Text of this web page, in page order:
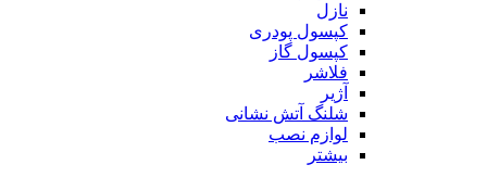
نازل
کپسول پودری
کپسول گاز
فلاشر
آژیر
شلنگ آتش نشانی
لوازم نصب
بیشتر